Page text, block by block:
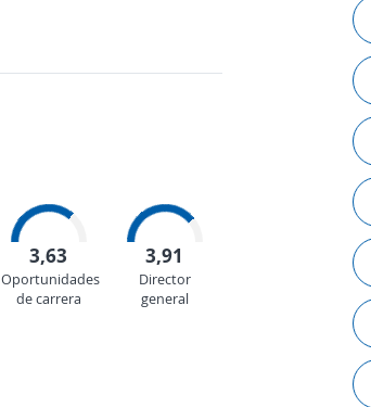
3,63
Oportunidades
de carrera
3,91
Director
general